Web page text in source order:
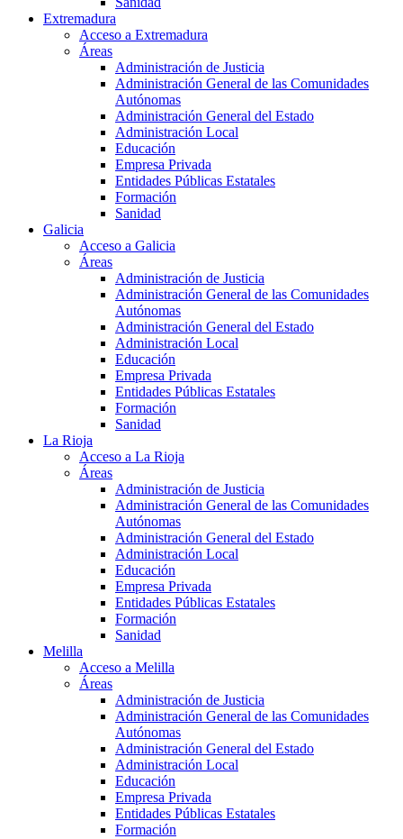
Extremadura
Acceso a Extremadura
Áreas
Administración de Justicia
Administración General de las Comunidades
Autónomas
Administración General del Estado
Administración Local
Educación
Empresa Privada
Entidades Públicas Estatales
Formación
Sanidad
Galicia
Acceso a Galicia
Áreas
Administración de Justicia
Administración General de las Comunidades
Autónomas
Administración General del Estado
Administración Local
Educación
Empresa Privada
Entidades Públicas Estatales
Formación
Sanidad
La Rioja
Acceso a La Rioja
Áreas
Administración de Justicia
Administración General de las Comunidades
Autónomas
Administración General del Estado
Administración Local
Educación
Empresa Privada
Entidades Públicas Estatales
Formación
Sanidad
Melilla
Acceso a Melilla
Áreas
Administración de Justicia
Administración General de las Comunidades
Autónomas
Administración General del Estado
Administración Local
Educación
Empresa Privada
Entidades Públicas Estatales
Formación